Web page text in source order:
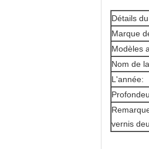
Détails
Marque
Modèles
Nom de
L'année:
vernis